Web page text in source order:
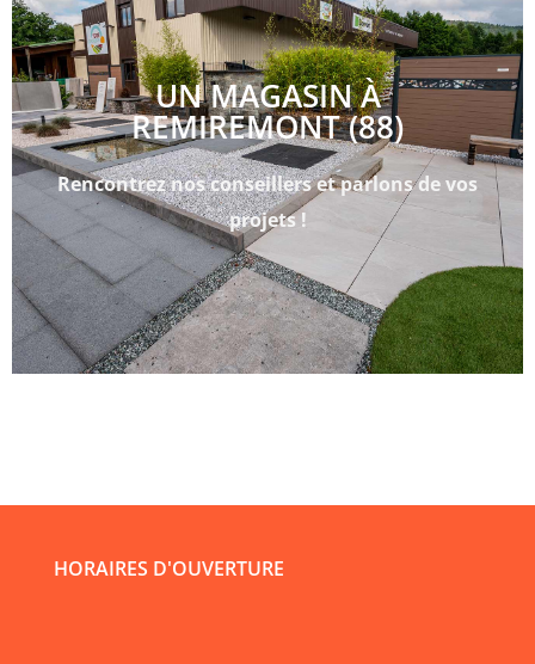
UN MAGASIN À
REMIREMONT (88)
Rencontrez nos conseillers et parlons de vos
projets !
HORAIRES D'OUVERTURE